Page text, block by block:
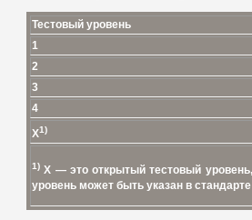
Тестовый уровень
1
2
3
4
X1)
1) X — это открытый тестовый
уровень может быть указан в